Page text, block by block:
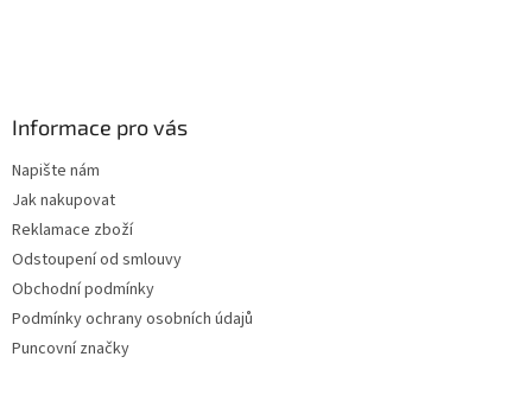
Informace pro vás
Napište nám
Jak nakupovat
Reklamace zboží
Odstoupení od smlouvy
Obchodní podmínky
Podmínky ochrany osobních údajů
Puncovní značky